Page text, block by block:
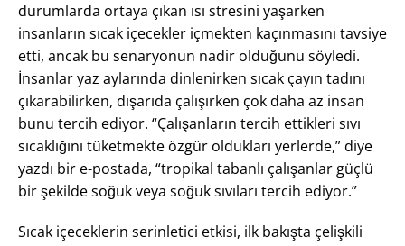
durumlarda ortaya çıkan ısı stresini yaşarken
insanların sıcak içecekler içmekten kaçınmasını tavsiye
etti, ancak bu senaryonun nadir olduğunu söyledi.
İnsanlar yaz aylarında dinlenirken sıcak çayın tadını
çıkarabilirken, dışarıda çalışırken çok daha az insan
bunu tercih ediyor. “Çalışanların tercih ettikleri sıvı
sıcaklığını tüketmekte özgür oldukları yerlerde,” diye
yazdı bir e-postada, “tropikal tabanlı çalışanlar güçlü
bir şekilde soğuk veya soğuk sıvıları tercih ediyor.”
Sıcak içeceklerin serinletici etkisi, ilk bakışta çelişkili